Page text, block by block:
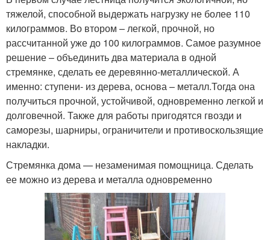
тяжелой, способной выдержать нагрузку не более 110
килограммов. Во втором – легкой, прочной, но
рассчитанной уже до 100 килограммов. Самое разумное
решение – объединить два материала в одной
стремянке, сделать ее деревянно-металлической. А
именно: ступени- из дерева, основа – металл.Тогда она
получиться прочной, устойчивой, одновременно легкой и
долговечной. Также для работы пригодятся гвозди и
саморезы, шарниры, ограничители и противоскользящие
накладки.
Стремянка дома — незаменимая помощница. Сделать
ее можно из дерева и металла одновременно